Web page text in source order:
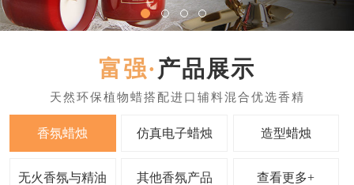
产品展示
查看更多+